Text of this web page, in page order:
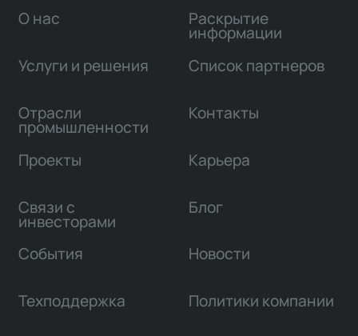
О нас
Услуги и решения
Отрасли
промышленности
Проекты
Связи с
инвесторами
Раскрытие
информации
Список партнеров
Контакты
Карьера
Блог
События Новости
Техподдержка Политики компании